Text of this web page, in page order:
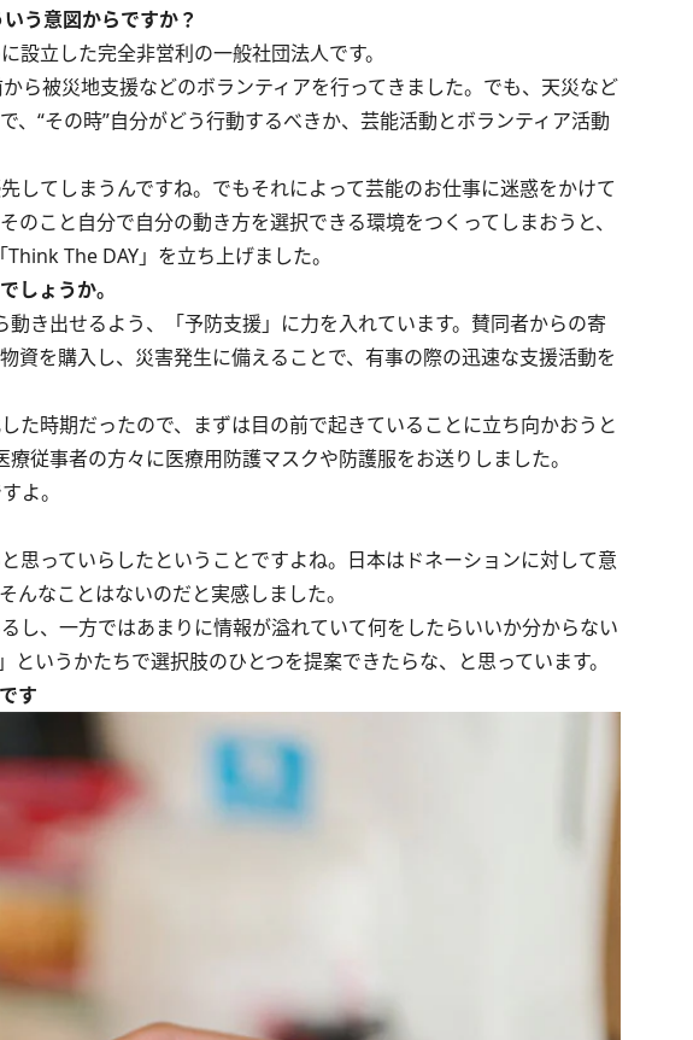
う意図からですか？
設立した完全非営利の一般社団法人です。
ら被災地支援などのボランティアを行ってきました。でも、天災など
“その時”自分がどう行動するべきか、芸能活動とボランティア活動
てしまうんですね。でもそれによって芸能のお仕事に迷惑をかけて
こと自分で自分の動き方を選択できる環境をつくってしまおうと、
The DAY」を立ち上げました。
しょうか。
き出せるよう、「予防支援」に力を入れています。賛同者からの寄
資を購入し、災害発生に備えることで、有事の際の迅速な支援活動を
時期だったので、まずは目の前で起きていることに立ち向かおうと
従事者の方々に医療用防護マスクや防護服をお送りしました。
よ。
っていらしたということですよね。日本はドネーションに対して意
なことはないのだと実感しました。
、一方ではあまりに情報が溢れていて何をしたらいいか分からない
いうかたちで選択肢のひとつを提案できたらな、と思っています。
す